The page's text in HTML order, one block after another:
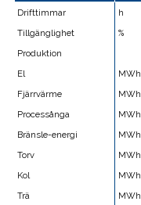
Drifttimmar
h
Tillgänglighet
%
Produktion
El
MWh
Fjärrvärme
MWh
Processånga
MWh
Bränsle-energi
MWh
Torv
MWh
Kol
MWh
Trä
MWh